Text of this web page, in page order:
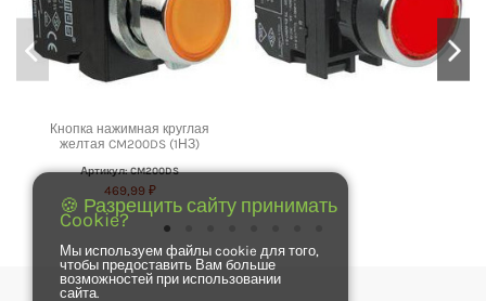
Кнопка нажимная круглая
желтая CM200DS (1НЗ)
Артикул: CM200DS
469,99 ₽
🍪 Разрещить сайту принимать
Cookie?
Мы используем файлы cookie для того,
чтобы предоставить Вам больше
возможностей при использовании
сайта.